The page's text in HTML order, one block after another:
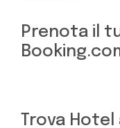
Prenota il
Trova